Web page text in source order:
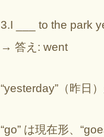
3.I ___ to the park
→ 答え: went
“yesterday”（昨日
“go” は現在形、